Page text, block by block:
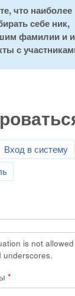
что наиболее
себе ник,
фамилии и
с
tab)
Вход в систему
is not
underscores.
*